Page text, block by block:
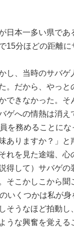
日本一多い県であ
15分ほどの距離に
、当時のサバゲ
。だから、やっと
できなかった。そ
への情熱は消え
を務めることにな
ありますか？」と
れを見た途端、心
得して）サバゲの
そこかしこから聞
いくつかは私が身
そうなほど拍動し
うな興奮を覚える